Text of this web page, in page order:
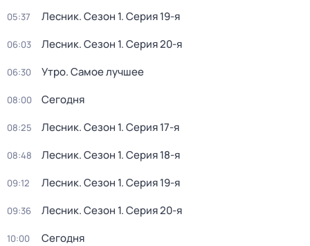
05:37 Лесник. Сезон 1. Серия 19-я
06:03 Лесник. Сезон 1. Серия 20-я
06:30 Утро. Самое лучшее
08:00 Сегодня
08:25 Лесник. Сезон 1. Серия 17-я
08:48 Лесник. Сезон 1. Серия 18-я
09:12 Лесник. Сезон 1. Серия 19-я
09:36 Лесник. Сезон 1. Серия 20-я
10:00 Сегодня